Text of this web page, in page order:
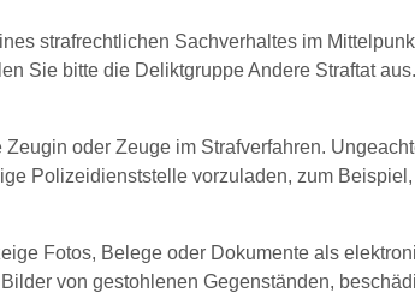
strafrechtlichen Sachverhaltes im
Sie bitte die Deliktgruppe Andere Straftat aus.
oder Zeuge im Strafverfahren.
Polizeidienststelle vorzuladen, zum
Fotos, Belege oder Dokumente als
von gestohlenen Gegenständen,